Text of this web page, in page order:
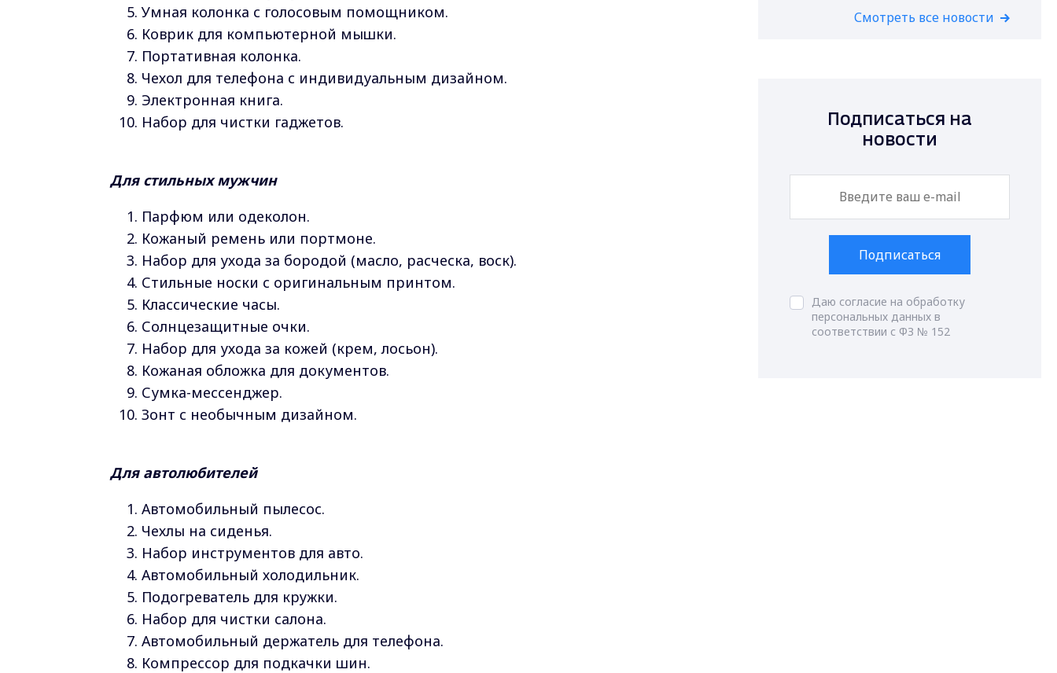
Умная колонка с голосовым помощником.
Коврик для компьютерной мышки.
Портативная колонка.
Чехол для телефона с индивидуальным дизайном.
Электронная книга.
Набор для чистки гаджетов.
Для стильных мужчин
Парфюм или одеколон.
Кожаный ремень или портмоне.
Набор для ухода за бородой (масло, расческа, воск).
Стильные носки с оригинальным принтом.
Классические часы.
Солнцезащитные очки.
Набор для ухода за кожей (крем, лосьон).
Кожаная обложка для документов.
Сумка-мессенджер.
Зонт с необычным дизайном.
Для автолюбителей
Автомобильный пылесос.
Чехлы на сиденья.
Набор инструментов для авто.
Автомобильный холодильник.
Подогреватель для кружки.
Набор для чистки салона.
Автомобильный держатель для телефона.
Компрессор для подкачки шин.
Смотреть все новости
Подписаться на
новости
Подписаться
Даю согласие на обработку
персональных данных в
соответствии с ФЗ № 152